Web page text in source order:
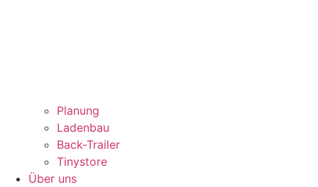
Planung
Ladenbau
Back-Trailer
Tinystore
Über uns